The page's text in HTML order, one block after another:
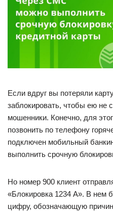
Если вдруг вы потеряли
заблокировать, чтобы ею не
мошенники. Конечно, для
позвонить по телефону
подключен мобильный
выполнить срочную
Но номер 900 клиент
«Блокировка 1234 А». В нем
цифру, обозначающую